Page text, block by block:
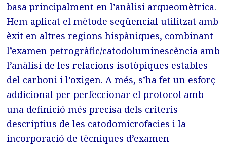
basa principalment en l’anàlisi arqueomètrica.
Hem aplicat el mètode seqüencial utilitzat amb
èxit en altres regions hispàniques, combinant
l’examen petrogràfic/catodoluminescència amb
l’anàlisi de les relacions isotòpiques estables
del carboni i l’oxigen. A més, s’ha fet un esforç
addicional per perfeccionar el protocol amb
una definició més precisa dels criteris
descriptius de les catodomicrofacies i la
incorporació de tècniques d’examen